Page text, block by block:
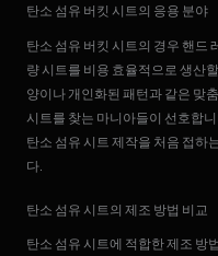
탄소 섬유 버킷 시트의 응용 분야
탄소 섬유 버킷 시트의 경우 핸드
량 시트를 비용 효율적으로 생산
양이나 개인화된 패턴과 같은 맞
시트를 찾는 마니아들이 선호합
탄소 섬유 시트 제작을 처음 접하
다.
탄소 섬유 시트의 제조 방법 비교
탄소 섬유 시트에 적합한 제조 방